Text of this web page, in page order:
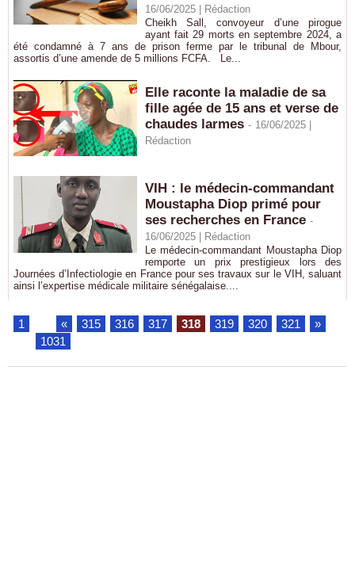
16/06/2025 |
Rédaction
Cheikh Sall, convoyeur d’une pirogue
ayant fait 29 morts en septembre 2024, a
été condamné à 7 ans de prison ferme par le tribunal de Mbour,
assortis d’une amende de 5 millions FCFA. Le...
Elle raconte la maladie de sa
fille agée de 15 ans et verse de
chaudes larmes - 16/06/2025 |
Rédaction
VIH : le médecin-commandant
Moustapha Diop primé pour
ses recherches en France -
16/06/2025 |
Rédaction
Le médecin-commandant Moustapha Diop
remporte un prix prestigieux lors des
Journées d’Infectiologie en France pour ses travaux sur le VIH, saluant
ainsi l’expertise médicale militaire sénégalaise....
1 « 315 316 317 318 319 320 321
»
1031